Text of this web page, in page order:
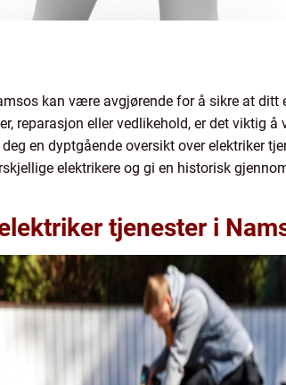
kan være avgjørende for å sikre at
reparasjon eller vedlikehold, er det viktig
en dyptgående oversikt over elektriker
elektrikere og gi en historisk
tjenester i